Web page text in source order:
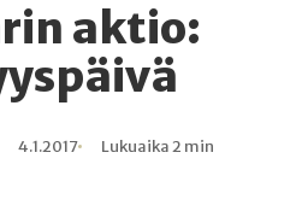
aktio:
4.1.2017
Lukuaika 2 min